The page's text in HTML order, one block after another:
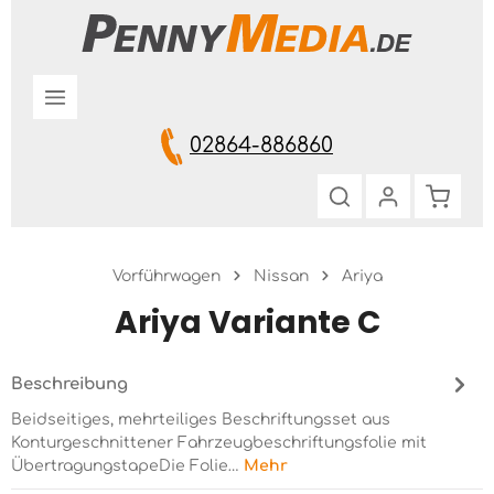
Zum Hauptinhalt springen
02864-886860
Vorführwagen Nissan Ariya
Ariya Variante C
Beschreibung
Beidseitiges, mehrteiliges Beschriftungsset aus
Konturgeschnittener Fahrzeugbeschriftungsfolie mit
ÜbertragungstapeDie Folie… Mehr